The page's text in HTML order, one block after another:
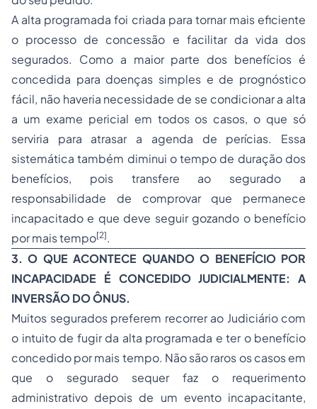
A alta programada foi criada para tornar mais eficiente
o processo de concessão e facilitar da vida dos
segurados. Como a maior parte dos benefícios é
concedida para doenças simples e de prognóstico
fácil, não haveria necessidade de se condicionar a alta
a um exame pericial em todos os casos, o que só
serviria para atrasar a agenda de perícias. Essa
sistemática também diminui o tempo de duração dos
benefícios, pois transfere ao segurado a
responsabilidade de comprovar que permanece
incapacitado e que deve seguir gozando o benefício
por mais tempo[2].
3. O QUE ACONTECE QUANDO O BENEFÍCIO POR
INCAPACIDADE É CONCEDIDO JUDICIALMENTE: A
INVERSÃO DO ÔNUS.
Muitos segurados preferem recorrer ao Judiciário com
o intuito de fugir da alta programada e ter o benefício
concedido por mais tempo. Não são raros os casos em
que o segurado sequer faz o requerimento
administrativo depois de um evento incapacitante,